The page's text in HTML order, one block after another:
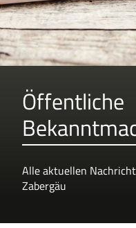
Öffentliche
Alle aktuellen
Zabergäu